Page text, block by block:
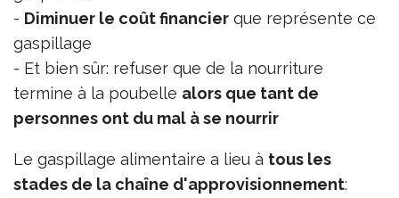
- Diminuer le coût financier que représente ce
gaspillage
- Et bien sûr: refuser que de la nourriture
termine à la poubelle alors que tant de
personnes ont du mal à se nourrir
Le gaspillage alimentaire a lieu à tous les
stades de la chaîne d'approvisionnement: